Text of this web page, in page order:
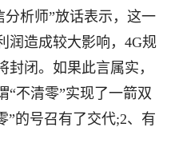
析师”放话表示，这一
润造成较大影响，4G规
闭。如果此言属实，
“不清零”实现了一箭双
”的号召有了交代;2、有